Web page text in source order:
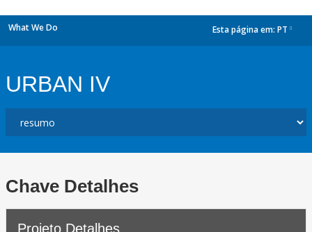
What We Do Esta página em: PT
URBAN IV
Chave Detalhes
Projeto Detalhes